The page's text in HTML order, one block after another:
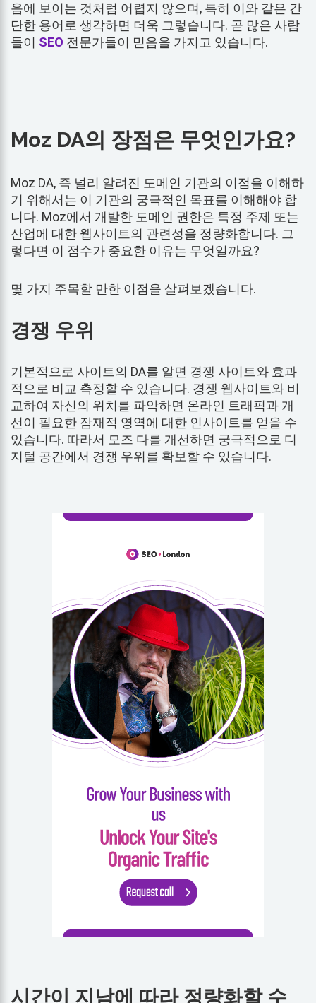
음에 보이는 것처럼 어렵지 않으며, 특히 이와 같은 간
단한 용어로 생각하면 더욱 그렇습니다. 곧 많은 사람
들이 SEO 전문가들이 믿음을 가지고 있습니다.
Moz DA의 장점은 무엇인가요?
Moz DA, 즉 널리 알려진 도메인 기관의 이점을 이해하
기 위해서는 이 기관의 궁극적인 목표를 이해해야 합
니다. Moz에서 개발한 도메인 권한은 특정 주제 또는
산업에 대한 웹사이트의 관련성을 정량화합니다. 그
렇다면 이 점수가 중요한 이유는 무엇일까요?
몇 가지 주목할 만한 이점을 살펴보겠습니다.
경쟁 우위
기본적으로 사이트의 DA를 알면 경쟁 사이트와 효과
적으로 비교 측정할 수 있습니다. 경쟁 웹사이트와 비
교하여 자신의 위치를 파악하면 온라인 트래픽과 개
선이 필요한 잠재적 영역에 대한 인사이트를 얻을 수
있습니다. 따라서 모즈 다를 개선하면 궁극적으로 디
지털 공간에서 경쟁 우위를 확보할 수 있습니다.
시간이 지남에 따라 정량화할 수